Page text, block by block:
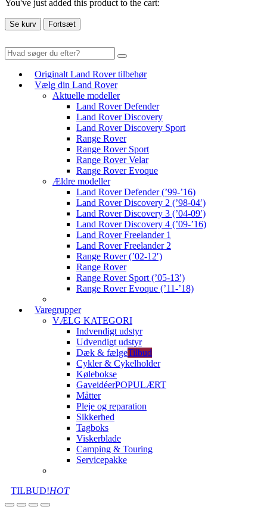
You've just added this product to the cart:
Se kurv Fortsæt
Originalt Land Rover tilbehør
Vælg din Land Rover
Aktuelle modeller
Land Rover Defender
Land Rover Discovery
Land Rover Discovery Sport
Range Rover
Range Rover Sport
Range Rover Velar
Range Rover Evoque
Ældre modeller
Land Rover Defender (’99-’16)
Land Rover Discovery 2 (’98-04′)
Land Rover Discovery 3 (’04-09′)
Land Rover Discovery 4 (’09-’16)
Land Rover Freelander 1
Land Rover Freelander 2
Range Rover (’02-12′)
Range Rover
Range Rover Sport (’05-13′)
Range Rover Evoque (’11-’18)
Varegrupper
VÆLG KATEGORI
Indvendigt udstyr
Udvendigt udstyr
Dæk & fælgeTilbud
Cykler & Cykelholder
Kølebokse
GaveidéerPOPULÆRT
Måtter
Pleje og reparation
Sikkerhed
Tagboks
Viskerblade
Camping & Touring
Servicepakke
TILBUD!HOT